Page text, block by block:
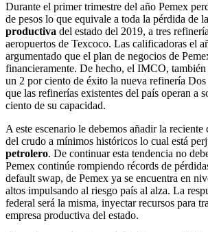
Durante el primer trimestre del año Pemex
de pesos lo que equivale a toda la pérdida de la
productiva del estado del 2019, a tres
aeropuertos de Texcoco. Las calificadoras el
argumentado que el plan de negocios de
financieramente. De hecho, el IMCO, también
un 2 por ciento de éxito la nueva refinería Dos
que las refinerías existentes del país operan a
ciento de su capacidad.
A este escenario le debemos añadir la reciente
del crudo a mínimos históricos lo cual está
petrolero. De continuar esta tendencia no
Pemex continúe rompiendo récords de
default swap, de Pemex ya se encuentra en
altos impulsando al riesgo país al alza. La
federal será la misma, inyectar recursos para
empresa productiva del estado.